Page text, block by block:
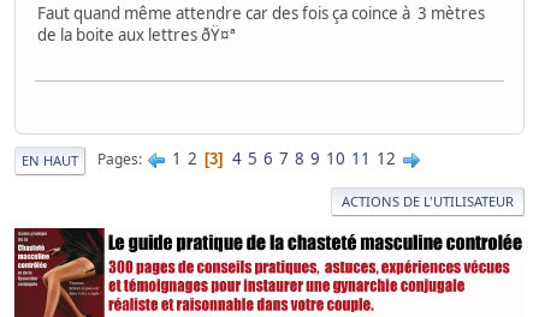
Faut quand même attendre car des fois ça coince à 3 mètres
de la boite aux lettres ðŸ¤ª
EN HAUT Pages 1 2 3 4 5 6 7 8 9 10 11 12
ACTIONS DE L'UTILISATEUR